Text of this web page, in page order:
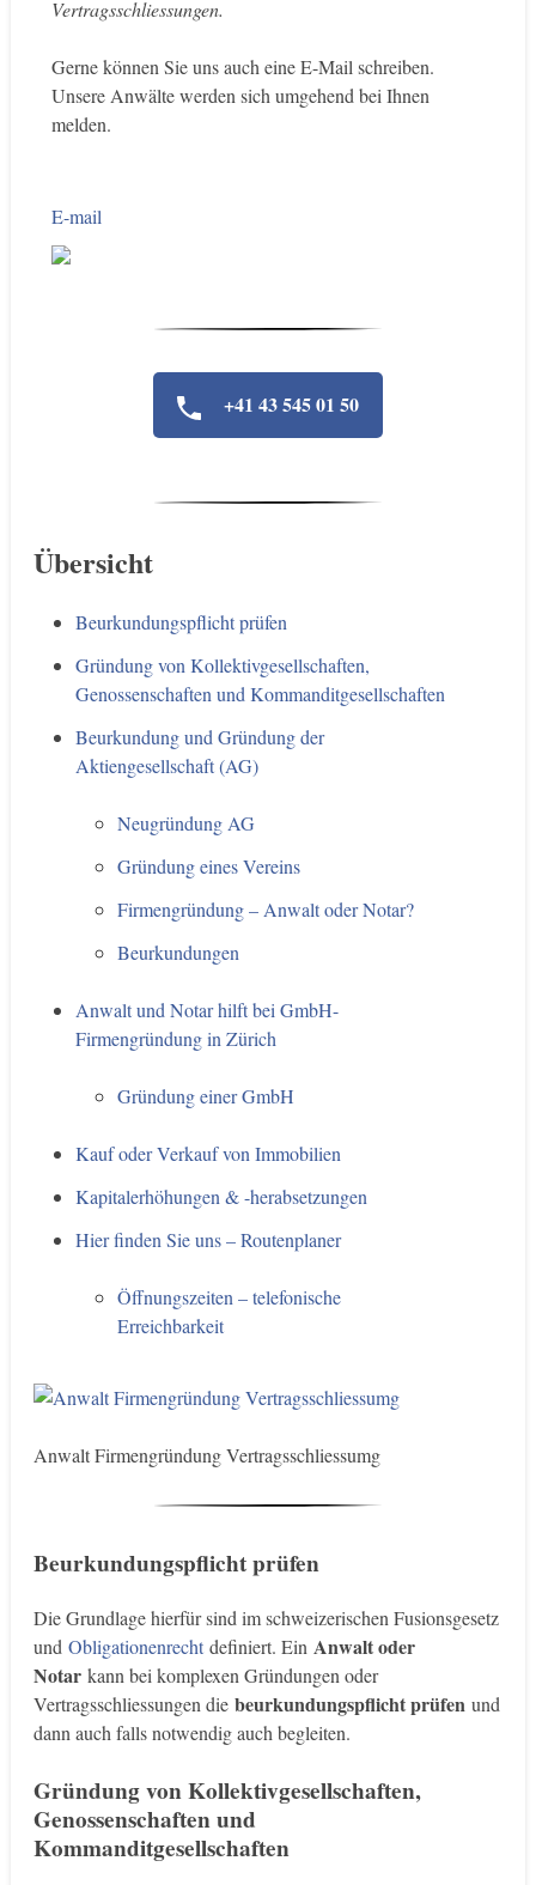
Vertragsschliessungen.
Gerne können Sie uns auch eine E-Mail schreiben.
Unsere Anwälte werden sich umgehend bei Ihnen
melden.
E-mail
+41 43 545 01 50
Übersicht
Beurkundungspflicht prüfen
Gründung von Kollektivgesellschaften,
Genossenschaften und Kommanditgesellschaften
Beurkundung und Gründung der
Aktiengesellschaft (AG)
Neugründung AG
Gründung eines Vereins
Firmengründung – Anwalt oder Notar?
Beurkundungen
Anwalt und Notar hilft bei GmbH-
Firmengründung in Zürich
Gründung einer GmbH
Kauf oder Verkauf von Immobilien
Kapitalerhöhungen & -herabsetzungen
Hier finden Sie uns – Routenplaner
Öffnungszeiten – telefonische
Erreichbarkeit
Anwalt Firmengründung Vertragsschliessumg
Beurkundungspflicht prüfen
Die Grundlage hierfür sind im schweizerischen Fusionsgesetz
und Obligationenrecht definiert. Ein Anwalt oder
Notar kann bei komplexen Gründungen oder
Vertragsschliessungen die beurkundungspflicht prüfenund
dann auch falls notwendig auch begleiten.
Gründung von Kollektivgesellschaften,
Genossenschaften und
Kommanditgesellschaften